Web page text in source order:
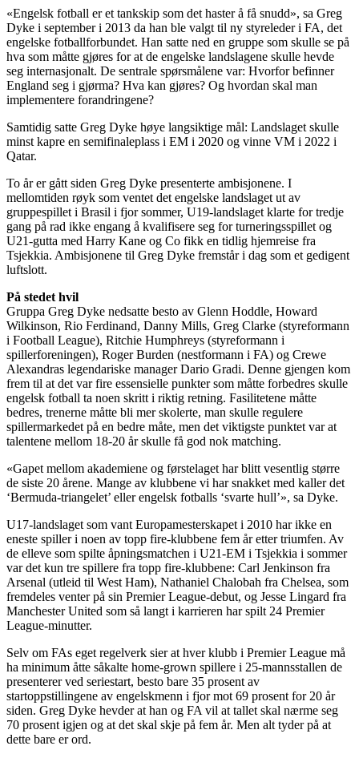
«Engelsk fotball er et tankskip som det haster å få snudd», sa Greg
Dyke i september i 2013 da han ble valgt til ny styreleder i FA, det
engelske fotballforbundet. Han satte ned en gruppe som skulle se på
hva som måtte gjøres for at de engelske landslagene skulle hevde
seg internasjonalt. De sentrale spørsmålene var: Hvorfor befinner
England seg i gjørma? Hva kan gjøres? Og hvordan skal man
implementere forandringene?
Samtidig satte Greg Dyke høye langsiktige mål: Landslaget skulle
minst kapre en semifinaleplass i EM i 2020 og vinne VM i 2022 i
Qatar.
To år er gått siden Greg Dyke presenterte ambisjonene. I
mellomtiden røyk som ventet det engelske landslaget ut av
gruppespillet i Brasil i fjor sommer, U19-landslaget klarte for tredje
gang på rad ikke engang å kvalifisere seg for turneringsspillet og
U21-gutta med Harry Kane og Co fikk en tidlig hjemreise fra
Tsjekkia. Ambisjonene til Greg Dyke fremstår i dag som et gedigent
luftslott.
På stedet hvil
Gruppa Greg Dyke nedsatte besto av Glenn Hoddle, Howard
Wilkinson, Rio Ferdinand, Danny Mills, Greg Clarke (styreformann
i Football League), Ritchie Humphreys (styreformann i
spillerforeningen), Roger Burden (nestformann i FA) og Crewe
Alexandras legendariske manager Dario Gradi. Denne gjengen kom
frem til at det var fire essensielle punkter som måtte forbedres skulle
engelsk fotball ta noen skritt i riktig retning. Fasilitetene måtte
bedres, trenerne måtte bli mer skolerte, man skulle regulere
spillermarkedet på en bedre måte, men det viktigste punktet var at
talentene mellom 18-20 år skulle få god nok matching.
«Gapet mellom akademiene og førstelaget har blitt vesentlig større
de siste 20 årene. Mange av klubbene vi har snakket med kaller det
‘Bermuda-triangelet’ eller engelsk fotballs ‘svarte hull’», sa Dyke.
U17-landslaget som vant Europamesterskapet i 2010 har ikke en
eneste spiller i noen av topp fire-klubbene fem år etter triumfen. Av
de elleve som spilte åpningsmatchen i U21-EM i Tsjekkia i sommer
var det kun tre spillere fra topp fire-klubbene: Carl Jenkinson fra
Arsenal (utleid til West Ham), Nathaniel Chalobah fra Chelsea, som
fremdeles venter på sin Premier League-debut, og Jesse Lingard fra
Manchester United som så langt i karrieren har spilt 24 Premier
League-minutter.
Selv om FAs eget regelverk sier at hver klubb i Premier League må
ha minimum åtte såkalte home-grown spillere i 25-mannsstallen de
presenterer ved seriestart, besto bare 35 prosent av
startoppstillingene av engelskmenn i fjor mot 69 prosent for 20 år
siden. Greg Dyke hevder at han og FA vil at tallet skal nærme seg
70 prosent igjen og at det skal skje på fem år. Men alt tyder på at
dette bare er ord.